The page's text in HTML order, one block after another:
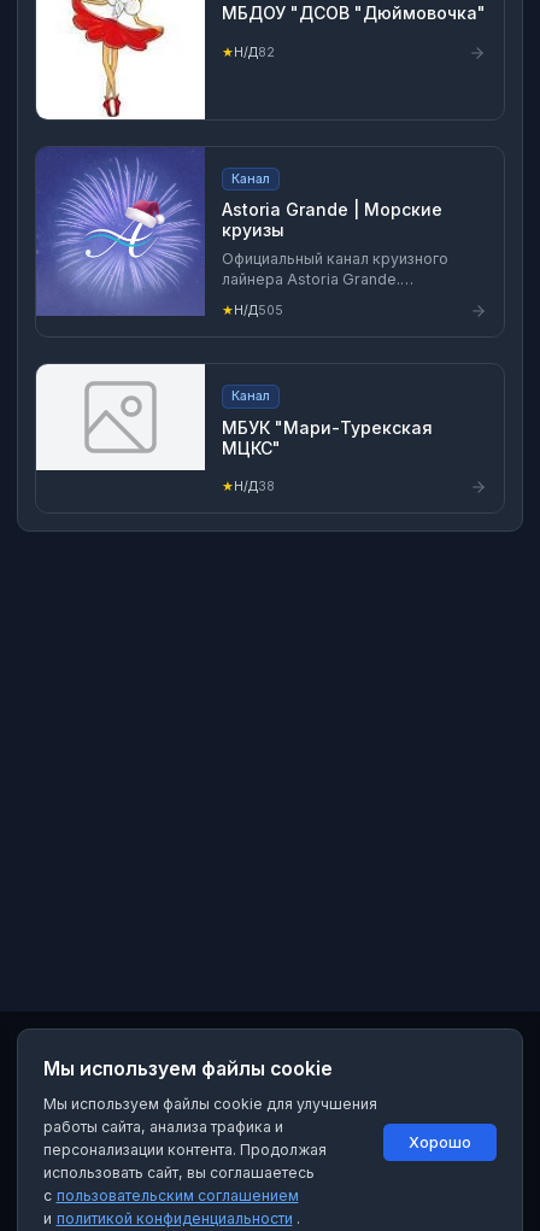
МБДОУ "ДСОВ "Дюймовочка"
★Н/Д82
Канал
Astoria Grande | Морские
круизы
Официальный канал круизного
лайнера Astoria Grande.
Забронировать круиз:
https://astoriagrande.com/ 8 (800)
100-32-52
★Н/Д505
Канал
МБУК "Мари-Турекская
МЦКС"
★Н/Д38
Мы используем файлы cookie
Мы используем файлы cookie для улучшения
работы сайта, анализа трафика и
персонализации контента. Продолжая
использовать сайт, вы соглашаетесь
с пользовательским соглашением
и политикой конфиденциальности .
Хорошо